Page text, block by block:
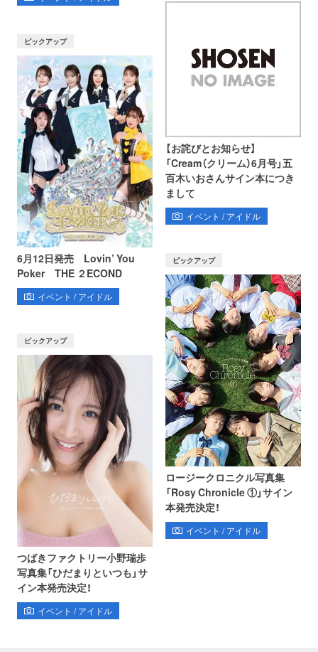
ピックアップ
6月12日発売 Lovin’ You
Poker THE ２ECOND
イベント / アイドル
【お詫びとお知らせ】
「Cream（クリーム）6月号」五
百木いおさんサイン本につき
まして
イベント / アイドル
ピックアップ
つばきファクトリー小野瑞歩
写真集「ひだまりといつも」サ
イン本発売決定！
イベント / アイドル
ピックアップ
ロージークロニクル写真集
「Rosy Chronicle ①」サイン
本発売決定！
イベント / アイドル